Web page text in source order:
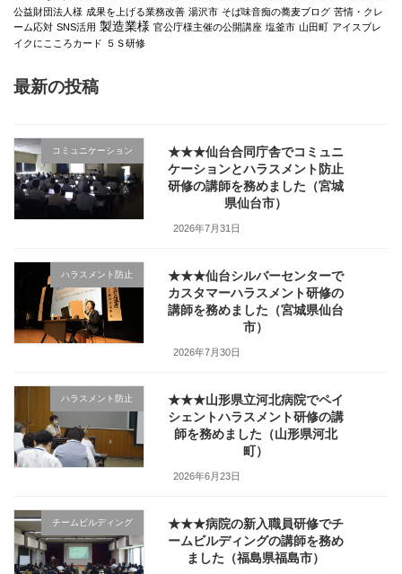
公益財団法人様 成果を上げる業務改善 湯沢市 そば味音痴の蕎麦ブログ 苦情・クレ
ーム応対 SNS活用 製造業様 官公庁様主催の公開講座 塩釜市 山田町 アイスブレ
イクにこころカード
５Ｓ研修
最新の投稿
コミュニケーション
★★★仙台合同庁舎でコミュニ
ケーションとハラスメント防止
研修の講師を務めました（宮城
県仙台市）
2026年7月31日
ハラスメント防止
★★★仙台シルバーセンターで
カスタマーハラスメント研修の
講師を務めました（宮城県仙台
市）
2026年7月30日
ハラスメント防止
★★★山形県立河北病院でペイ
シェントハラスメント研修の講
師を務めました（山形県河北
町）
2026年6月23日
チームビルディング
★★★病院の新入職員研修でチ
ームビルディングの講師を務め
ました（福島県福島市）